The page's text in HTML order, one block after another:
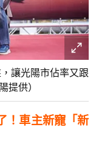
讓光陽市佔率又跟
提供）
！車主新寵「新